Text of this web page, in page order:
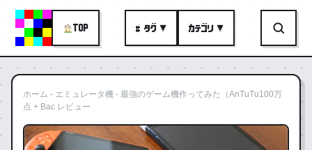
TOP # タグ ▼ カテゴリ ▼
ホーム - エミュレータ機 - 最強のゲーム機作ってみた（AnTuTu100万
点 + Bac レビュー